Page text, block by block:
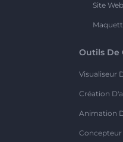
Site Web
Outils De
Visualiseur
Création
Animation